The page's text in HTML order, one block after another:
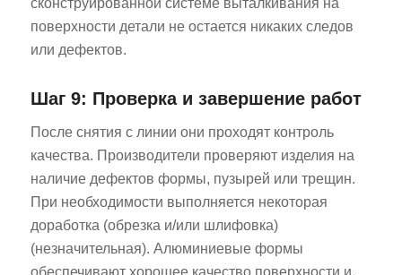
сконструированной системе выталкивания на
поверхности детали не остается никаких следов
или дефектов.
Шаг 9: Проверка и завершение работ
После снятия с линии они проходят контроль
качества. Производители проверяют изделия на
наличие дефектов формы, пузырей или трещин.
При необходимости выполняется некоторая
доработка (обрезка и/или шлифовка)
(незначительная). Алюминиевые формы
обеспечивают хорошее качество поверхности и,